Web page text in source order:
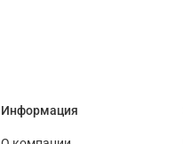
Информация